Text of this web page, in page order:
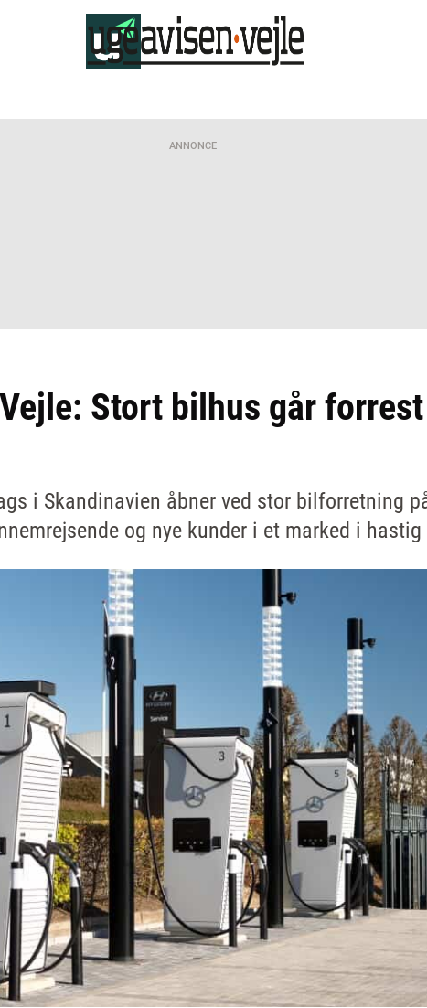
ANNONCE
Stort bilhus går
i Skandinavien åbner ved stor bilforretning
og nye kunder i et marked i